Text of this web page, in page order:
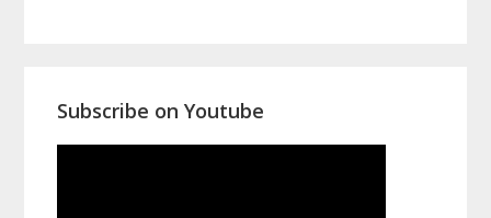
Subscribe on Youtube